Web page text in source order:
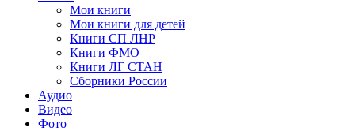
Мои книги
Мои книги для детей
Книги СП ЛНР
Книги ФМО
Книги ЛГ СТАН
Сборники России
Аудио
Видео
Фото